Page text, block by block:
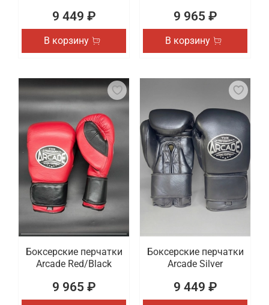
9 449 ₽
В корзину
9 965 ₽
В корзину
Боксерские перчатки
Arcade Red/Black
9 965 ₽
Боксерские перчатки
Arcade Silver
9 449 ₽